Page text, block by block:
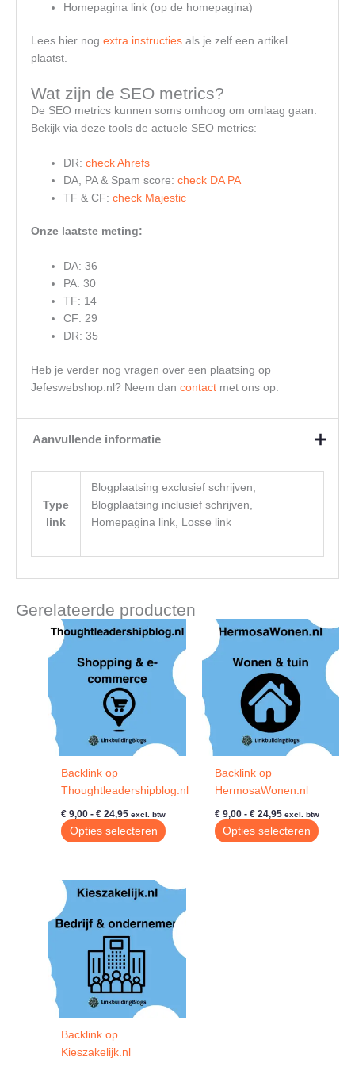
Homepagina link (op de homepagina)
Lees hier nog extra instructiesals je zelf een artikel
plaatst.
Wat zijn de SEO metrics?
De SEO metrics kunnen soms omhoog om omlaag gaan.
Bekijk via deze tools de actuele SEO metrics:
DR: check Ahrefs
DA, PA & Spam score: check DA PA
TF & CF: check Majestic
Onze laatste meting:
DA: 36
PA: 30
TF: 14
CF: 29
DR: 35
Heb je verder nog vragen over een plaatsing op
Jefeswebshop.nl? Neem dan contactmet ons op.
Aanvullende informatie
Type
link
Blogplaatsing exclusief schrijven,
Blogplaatsing inclusief schrijven,
Homepagina link, Losse link
Gerelateerde producten
Backlink op
Thoughtleadershipblog.nl
€ 9,00 - € 24,95 Prijsklasse:
€ 9,00
tot
excl. btw
Opties selecteren
Dit
Deze
optie
kan
op
Backlink op
HermosaWonen.nl
€9,00 - €24,95Prijsklasse:
€ 9,00
tot
excl. btw
Opties selecteren
Dit
Backlink op
Kieszakelijk.nl